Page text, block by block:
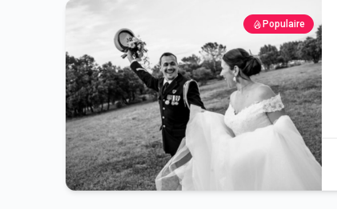
Populaire